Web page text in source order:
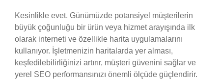
Kesinlikle evet. Günümüzde potansiyel müşterilerin
büyük çoğunluğu bir ürün veya hizmet arayışında ilk
olarak interneti ve özellikle harita uygulamalarını
kullanıyor. İşletmenizin haritalarda yer alması,
keşfedilebilirliğinizi artırır, müşteri güvenini sağlar ve
yerel SEO performansınızı önemli ölçüde güçlendirir.